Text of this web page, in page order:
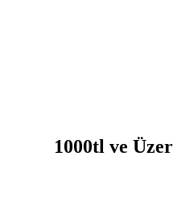
1000tl ve